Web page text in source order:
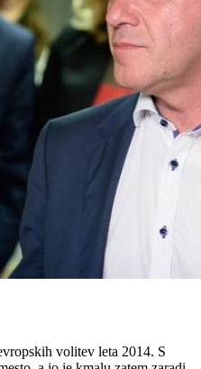
volitev leta 2014. S